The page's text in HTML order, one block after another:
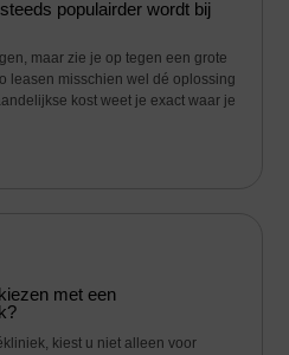
populairder wordt bij
maar zie je op tegen een grote
leasen misschien wel dé oplossing
kost weet je exact waar je
met een
kiest u niet alleen voor